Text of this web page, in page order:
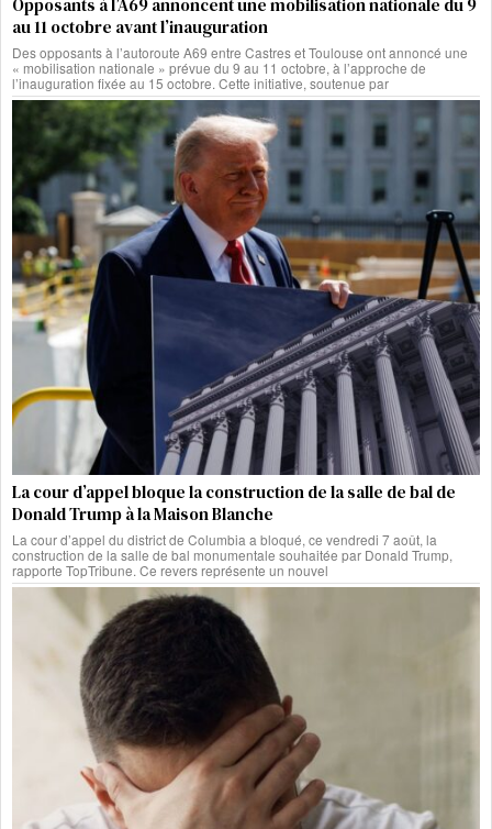
Opposants à l’A69 annoncent une mobilisation nationale du 9
au 11 octobre avant l’inauguration
Des opposants à l’autoroute A69 entre Castres et Toulouse ont annoncé une
« mobilisation nationale » prévue du 9 au 11 octobre, à l’approche de
l’inauguration fixée au 15 octobre. Cette initiative, soutenue par
La cour d’appel bloque la construction de la salle de bal de
Donald Trump à la Maison Blanche
La cour d’appel du district de Columbia a bloqué, ce vendredi 7 août, la
construction de la salle de bal monumentale souhaitée par Donald Trump,
rapporte TopTribune. Ce revers représente un nouvel